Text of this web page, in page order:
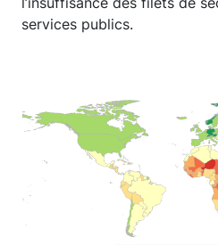
services publics.